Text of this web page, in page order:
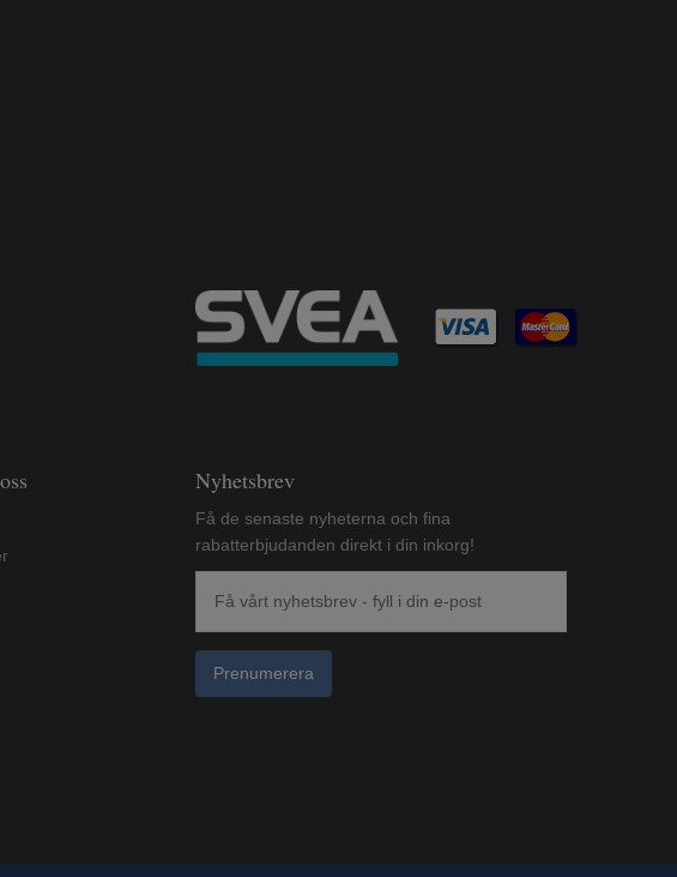
Nyhetsbrev
Få de senaste nyheterna och fina
rabatterbjudanden direkt i din inkorg!
Prenumerera